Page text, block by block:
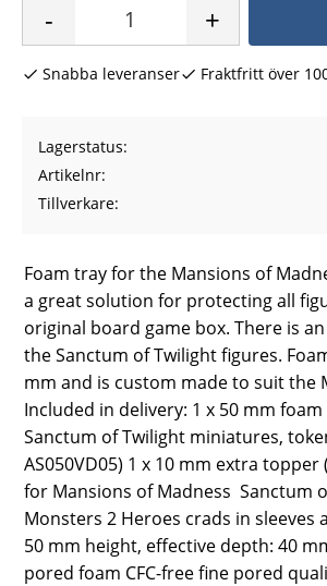
+
-
Snabba leveranser Fraktfritt över
Lagerstatus
Artikelnr
Tillverkare
Foam tray for the Mansions of
a great solution for protecting all
original board game box. There is
the Sanctum of Twilight figures.
mm and is custom made to suit the
Included in delivery: 1 x 50 mm
Sanctum of Twilight miniatures,
AS050VD05) 1 x 10 mm extra
for Mansions of Madness 
Monsters 2 Heroes crads in sleeves
50 mm height, effective depth: 40
pored foam CFC-free fine pored